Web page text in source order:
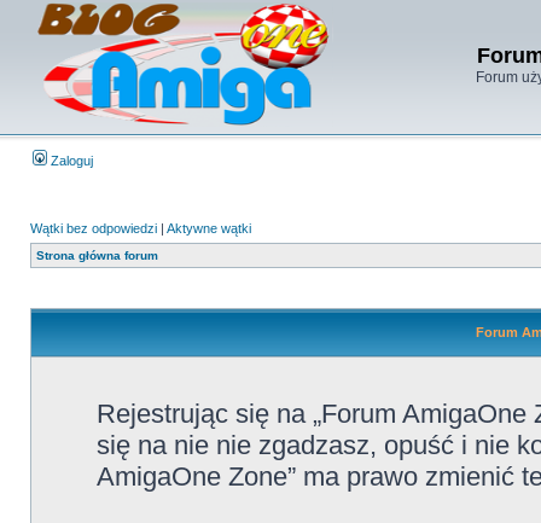
Forum
Zaloguj
Wątki bez odpowiedzi | Aktywne wątki
Strona główna forum
Forum
Rejestrując się na „Forum
się na nie nie zgadzasz, opuść i nie
AmigaOne Zone” ma prawo zmienić